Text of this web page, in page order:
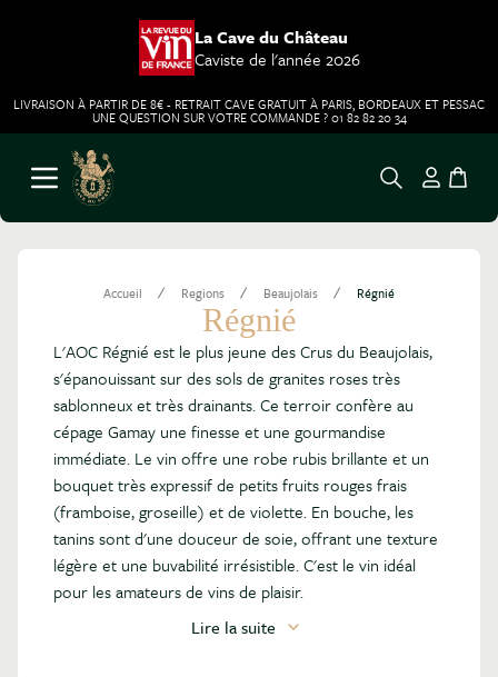
La Cave du Château
Caviste de l'année 2026
LIVRAISON À PARTIR DE 8€ - RETRAIT CAVE GRATUIT À PARIS, BORDEAUX ET PESSAC
UNE QUESTION SUR VOTRE COMMANDE ? 01 82 82 20 34
Aller au contenu
Ouvrir le menu
Accueil / Regions / Beaujolais / Régnié
Régnié
L'AOC Régnié est le plus jeune des Crus du Beaujolais,
s'épanouissant sur des sols de granites roses très
sablonneux et très drainants. Ce terroir confère au
cépage Gamay une finesse et une gourmandise
immédiate. Le vin offre une robe rubis brillante et un
bouquet très expressif de petits fruits rouges frais
(framboise, groseille) et de violette. En bouche, les
tanins sont d'une douceur de soie, offrant une texture
légère et une buvabilité irrésistible. C'est le vin idéal
pour les amateurs de vins de plaisir.
Lire la suite